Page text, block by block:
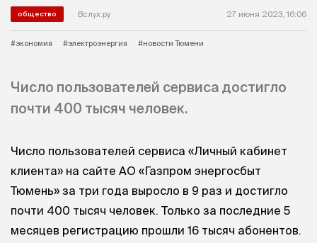
общество Вслух.ру 27 июня 2023, 16:06
#экономия #электроэнергия #новости Тюмени
Число пользователей сервиса достигло
почти 400 тысяч человек.
Число пользователей сервиса «Личный кабинет
клиента» на сайте АО «Газпром энергосбыт
Тюмень» за три года выросло в 9 раз и достигло
почти 400 тысяч человек. Только за последние 5
месяцев регистрацию прошли 16 тысяч абонентов.